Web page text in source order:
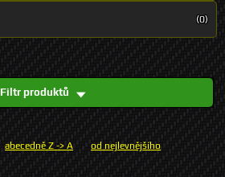
(0)
Filtr produktů
abecedně Z -> A
od nejlevnějšího